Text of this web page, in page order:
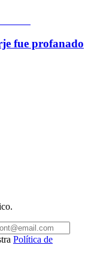
fue profanado
Política de